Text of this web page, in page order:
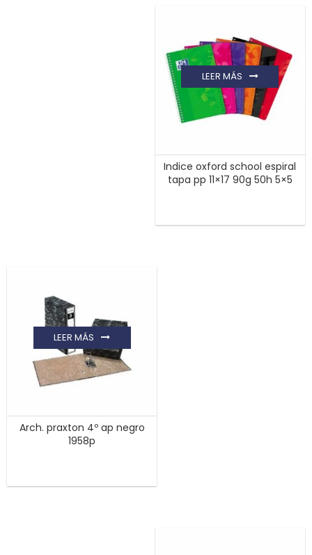
Indice oxford school espiral
tapa pp 11×17 90g 50h 5×5
LEER MÁS
Arch. praxton 4º ap negro
1958p
LEER MÁS